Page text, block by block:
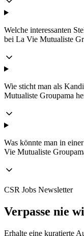
Welche interessanten
bei La Vie Mutualiste
Wie sticht man als
Mutualiste Groupama
Was könnte man in
Vie Mutualiste
CSR Jobs Newsletter
Verpasse nie
Erhalte eine kuratierte